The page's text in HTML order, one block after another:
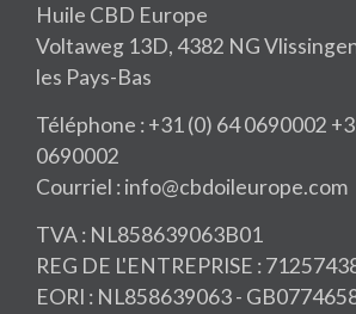
Huile CBD Europe
Voltaweg 13D, 4382 NG
les Pays-Bas
Téléphone : +31 (0) 64 0690002
0690002
Courriel : info@cbdoileurope.com
TVA : NL858639063B01
REG DE L'ENTREPRISE :
EORI : NL858639063 -